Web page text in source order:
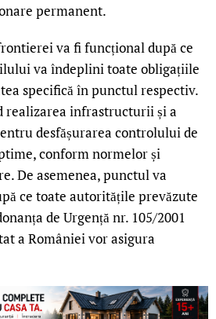
permanent.
va fi funcțional după ce
va îndeplini toate obligațiile
specifică în punctul respectiv.
realizarea infrastructurii și a
desfășurarea controlului de
conform normelor și
De asemenea, punctul va
ce toate autoritățile prevăzute
de Urgență nr. 105/2001
a României vor asigura